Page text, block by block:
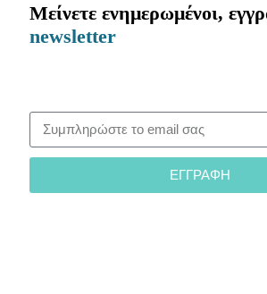
Μείνετε ενημερωμένοι,
newsletter
ΕΓΓΡΑΦΗ